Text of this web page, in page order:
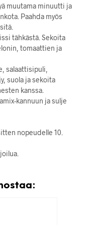
muutama minuutti ja
Paahda myös
tähkästä. Sekoita
tomaattien ja
salaattisipuli,
suola ja sekoita
kanssa.
kannuun ja sulje
nopeudelle 10.